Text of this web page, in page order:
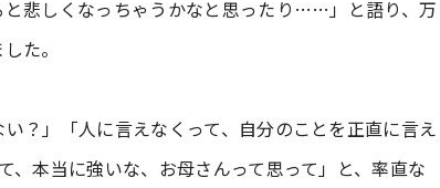
悲しくなっちゃうかなと思ったり……」と語り、万
た。
？」「人に言えなくって、自分のことを正直に言え
本当に強いな、お母さんって思って」と、率直な